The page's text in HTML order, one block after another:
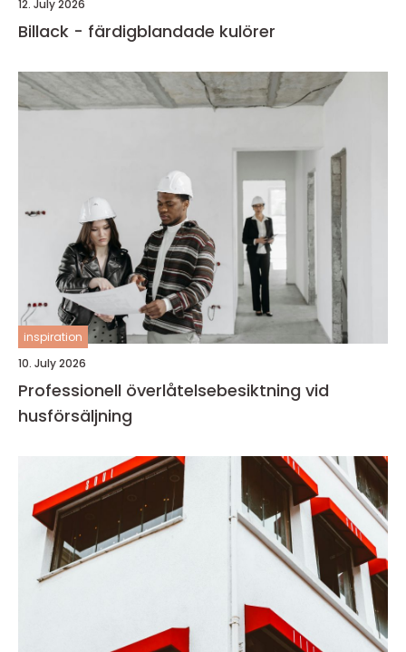
12. July 2026
Billack - färdigblandade kulörer
inspiration
10. July 2026
Professionell överlåtelsebesiktning vid
husförsäljning